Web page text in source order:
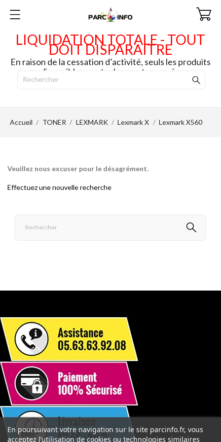
LIQUIDATION TOTALE - TOUT
DOIT DISPARAITRE
En raison de la cessation d’activité, seuls les produits
disponibles en stock seront envoyés.
Accueil TONER LEXMARK Lexmark X Lexmark X560
Veuillez nous excuser pour le désagrément.
Effectuez une nouvelle recherche
En poursuivant votre navigation sur le site parcinfo.fr, vous
acceptez l’utilisation de cookies ou technologies similaires